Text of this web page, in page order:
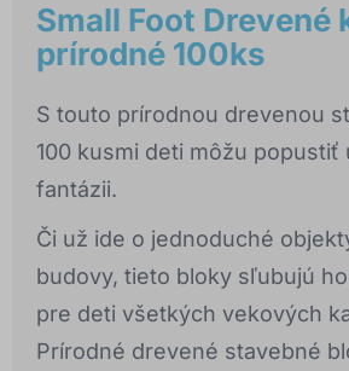
Small Foot Drevené
prírodné 100ks
S touto prírodnou drevenou
100 kusmi deti môžu popustiť
fantázii.
Či už ide o jednoduché
budovy, tieto bloky sľubujú
pre deti všetkých vekových
Prírodné drevené stavebné